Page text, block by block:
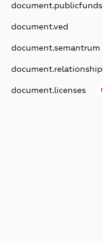
document.publicfunds
document.ved
document.semantrum
document.licenses